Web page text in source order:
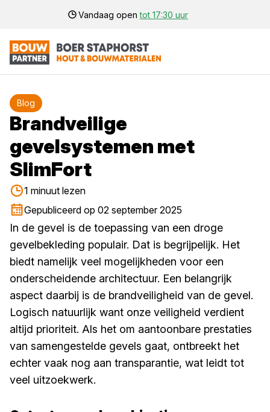
Vandaag opentot 17:30 uur
Blog
Brandveilige
gevelsystemen met
SlimFort
1 minuut lezen
Gepubliceerd op 02 september 2025
In de gevel is de toepassing van een droge
gevelbekleding populair. Dat is begrijpelijk. Het
biedt namelijk veel mogelijkheden voor een
onderscheidende architectuur. Een belangrijk
aspect daarbij is de brandveiligheid van de gevel.
Logisch natuurlijk want onze veiligheid verdient
altijd prioriteit. Als het om aantoonbare prestaties
van samengestelde gevels gaat, ontbreekt het
echter vaak nog aan transparantie, wat leidt tot
veel uitzoekwerk.